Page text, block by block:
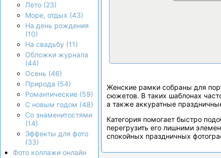
Лето (23)
Море, отдых (43)
На день рождения
(10)
На свадьбу (11)
Обложки журнала
(44)
Осень (46)
Природа (54)
Романтические (59)
С новым годом (48)
Со знаменитостями
(14)
Эффекты для фото
(33)
Фото коллажи онлайн
Женские рамки собраны для
сюжетов. В таких шаблонах
а также аккуратные
Категория помогает быстро
перегрузить его лишними
спокойных праздничных